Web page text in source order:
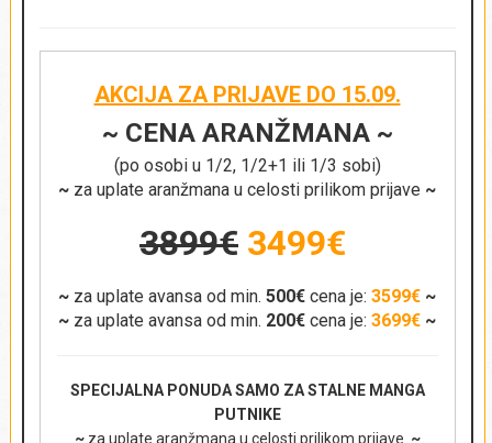
AKCIJA ZA PRIJAVE DO 15.09.
~ CENA ARANŽMANA ~
(po osobi u 1/2, 1/2+1 ili 1/3 sobi)
~ za uplate aranžmana u celosti prilikom prijave ~
3899€ 3499€
~ za uplate avansa od min. 500€ cena je: 3599€ ~
~ za uplate avansa od min. 200€ cena je: 3699€ ~
SPECIJALNA PONUDA SAMO ZA STALNE MANGA
PUTNIKE
~ za uplate aranžmana u celosti prilikom prijave ~